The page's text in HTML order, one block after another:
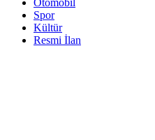
Otomobil
Spor
Kültür
Resmi İlan